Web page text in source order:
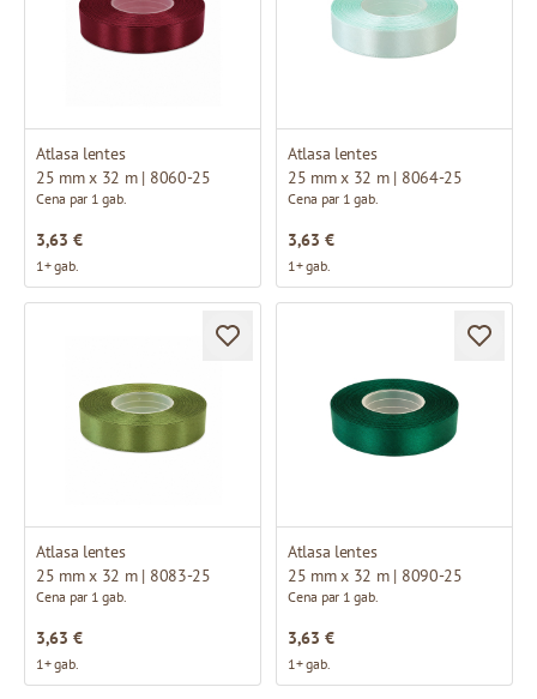
Atlasa lentes
25 mm x 32 m | 8060-25
Cena par 1 gab.
3,63 €
1+ gab.
Atlasa lentes
25 mm x 32 m | 8064-25
Cena par 1 gab.
3,63 €
1+ gab.
Atlasa lentes
25 mm x 32 m | 8083-25
Cena par 1 gab.
3,63 €
1+ gab.
Atlasa lentes
25 mm x 32 m | 8090-25
Cena par 1 gab.
3,63 €
1+ gab.